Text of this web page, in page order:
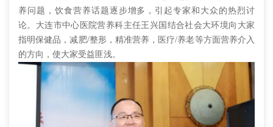
养问题，饮食营养话题逐步增多，引起专家和大众的热烈讨
论。大连市中心医院营养科主任王兴国结合社会大环境向大家
指明保健品，减肥/整形，精准营养，医疗/养老等方面营养介入
的方向，使大家受益匪浅。